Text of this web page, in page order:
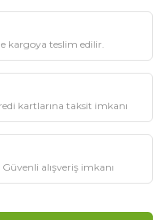
kargoya teslim edilir.
kartlarına taksit imkanı
Güvenli alışveriş imkanı